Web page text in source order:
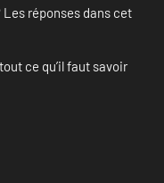
réponses dans cet
ce qu’il faut savoir